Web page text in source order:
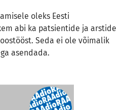
oleks Eesti
abi ka patsientide ja arstide
Seda ei ole võimalik
asendada.